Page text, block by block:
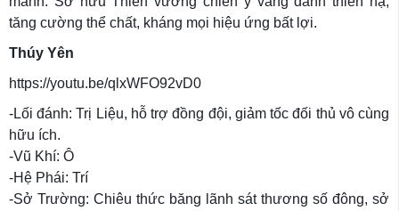
tăng cường thể chất, kháng mọi hiệu ứng bất lợi.
Thúy Yên
https://youtu.be/qlxWFO92vD0
-Lối đánh: Trị Liệu, hỗ trợ đồng đội, giảm tốc đối thủ vô cùng
hữu ích.
-Vũ Khí: Ô
-Hệ Phái: Trí
-Sở Trường: Chiêu thức băng lãnh sát thương số đông, sở